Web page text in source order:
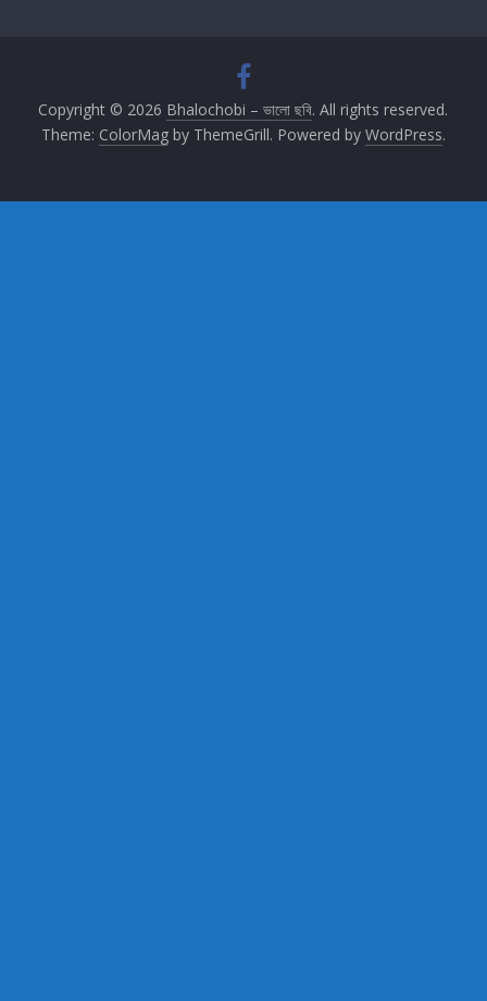
Copyright © 2026 Bhalochobi – ভালো ছবি. All rights reserved.
Theme: ColorMagby ThemeGrill. Powered by WordPress.